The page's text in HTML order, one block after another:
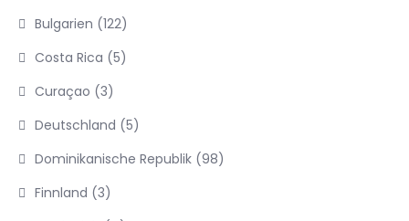
Bulgarien (122)
Costa Rica (5)
Curaçao (3)
Deutschland (5)
Dominikanische Republik (98)
Finnland (3)